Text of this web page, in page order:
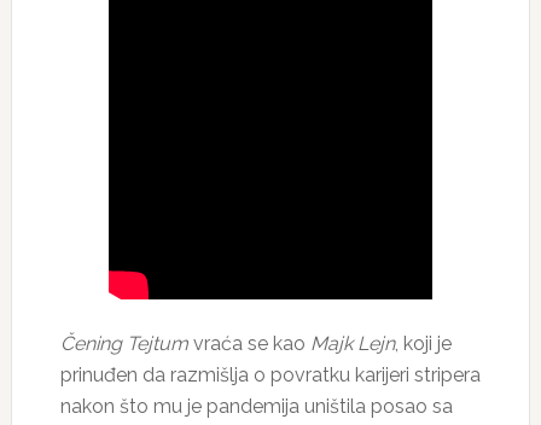
Čening Tejtumvraća se kao Majk Lejn, koji je
prinuđen da razmišlja o povratku karijeri stripera
nakon što mu je pandemija uništila posao sa